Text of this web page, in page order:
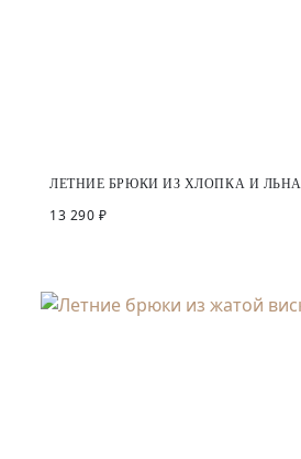
ЛЕТНИЕ БРЮКИ ИЗ ХЛОПКА И ЛЬНА
13 290 ₽